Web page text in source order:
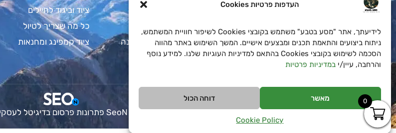
העדפות פרטיות Cookies
לידיעתך, אתר "מסע בטבע" משתמש בקובצי Cookies לשיפור חוויית המשתמש,
ניתוח ביצועים והתאמת תכנים ומבצעים אישיים. המשך השימוש באתר מהווה
הסכמה לשימוש בקובצי Cookies בהתאם למדיניות העוגיות שלנו. למידע נוסף
והרחבה, עיין/יבמדיניות פרטיות
מאשר דוחה הכול
Cookie Policy
בטבע עם כל הציוד לחיילים
ואטרקטיביים!
ציוד למתגייס – המדריך המלא
כל מה שצריך לדעת על שקי שינה
ציוד וביגוד לחיילים
כל מה שצריך לטיול
ציוד קמפינג ומחנאות
SeoN פתרונות פרסום בדיגיטל לעסקים
0